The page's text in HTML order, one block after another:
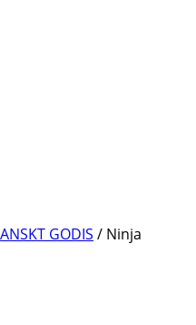
GODIS / Ninja